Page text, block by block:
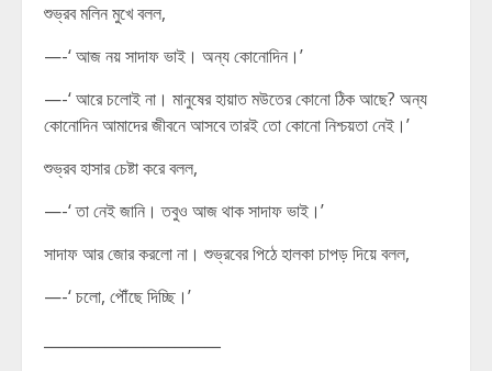
শুভ্রব মলিন মুখে বলল,
—-‘ আজ নয় সাদাফ ভাই। অন্য কোনোদিন।’
—-‘ আরে চলোই না। মানুষের হায়াত মউতের কোনো ঠিক আছে? অন্য
কোনোদিন আমাদের জীবনে আসবে তারই তো কোনো নিশ্চয়তা নেই।’
শুভ্রব হাসার চেষ্টা করে বলল,
—-‘ তা নেই জানি। তবুও আজ থাক সাদাফ ভাই।’
সাদাফ আর জোর করলো না। শুভ্রবের পিঠে হালকা চাপড় দিয়ে বলল,
—-‘ চলো, পৌঁছে দিচ্ছি।’